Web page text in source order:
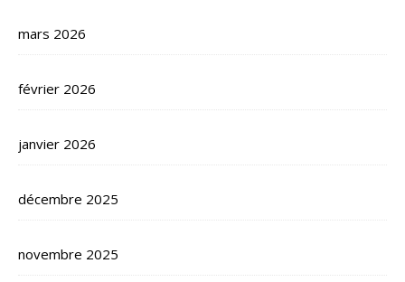
mars 2026
février 2026
janvier 2026
décembre 2025
novembre 2025